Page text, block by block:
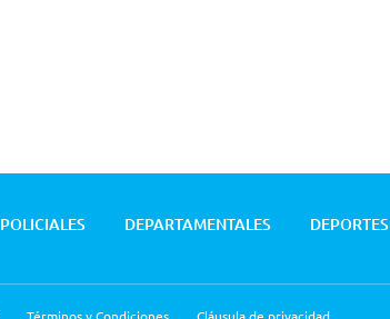
POLICIALES DEPARTAMENTALES DEPORTES